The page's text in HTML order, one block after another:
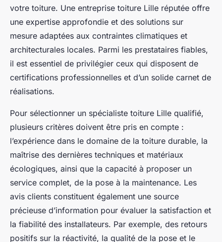
votre toiture. Une entreprise toiture Lille réputée offre
une expertise approfondie et des solutions sur
mesure adaptées aux contraintes climatiques et
architecturales locales. Parmi les prestataires fiables,
il est essentiel de privilégier ceux qui disposent de
certifications professionnelles et d’un solide carnet de
réalisations.
Pour sélectionner un spécialiste toiture Lille qualifié,
plusieurs critères doivent être pris en compte :
l’expérience dans le domaine de la toiture durable, la
maîtrise des dernières techniques et matériaux
écologiques, ainsi que la capacité à proposer un
service complet, de la pose à la maintenance. Les
avis clients constituent également une source
précieuse d’information pour évaluer la satisfaction et
la fiabilité des installateurs. Par exemple, des retours
positifs sur la réactivité, la qualité de la pose et le